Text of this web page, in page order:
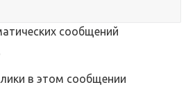
в этом сообщении